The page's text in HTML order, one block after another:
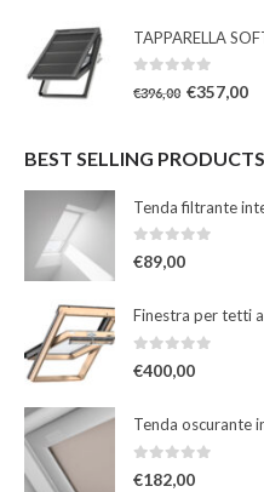
€396,00 €357,00
BEST SELLING PRODUCTS
Tenda filtrante
0Su 5
€89,00
0Su 5
€400,00
€182,00